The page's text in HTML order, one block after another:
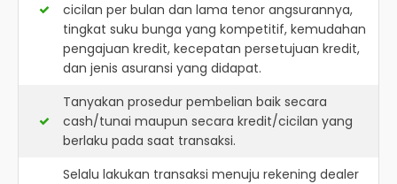
cicilan per bulan dan lama tenor angsurannya,
tingkat suku bunga yang kompetitif, kemudahan
pengajuan kredit, kecepatan persetujuan kredit,
dan jenis asuransi yang didapat.
Tanyakan prosedur pembelian baik secara
cash/tunai maupun secara kredit/cicilan yang
berlaku pada saat transaksi.
Selalu lakukan transaksi menuju rekening dealer